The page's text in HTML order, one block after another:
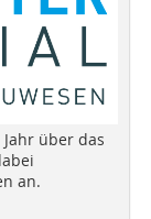
über das
an.